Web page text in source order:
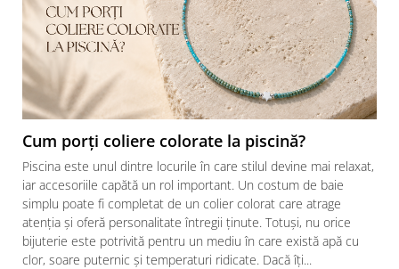
Cum porți coliere colorate la piscină?
Piscina este unul dintre locurile în care stilul devine mai relaxat,
iar accesoriile capătă un rol important. Un costum de baie
simplu poate fi completat de un colier colorat care atrage
atenția și oferă personalitate întregii ținute. Totuși, nu orice
bijuterie este potrivită pentru un mediu în care există apă cu
clor, soare puternic și temperaturi ridicate. Dacă îți...